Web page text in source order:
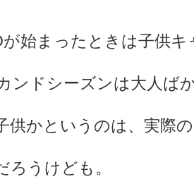
始まったときは子供キ
ンドシーズンは大人ば
かというのは、実際
ろうけども。